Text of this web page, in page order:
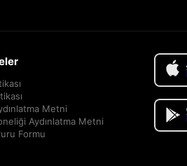
Metni
Aydınlatma Metni
Formu